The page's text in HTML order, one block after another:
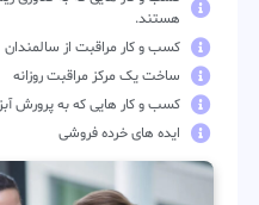
هستند.
کسب و کار مراقبت از سالمندان
ساخت یک مرکز مراقبت روزانه
کسب و کار هایی که به پرورش
ایده های خرده فروشی